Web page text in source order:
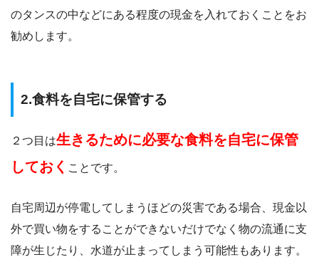
のタンスの中などにある程度の現金を入れておくことをお
勧めします。
2.食料を自宅に保管する
２つ目は生きるために必要な食料を自宅に保管
しておく ことです。
自宅周辺が停電してしまうほどの災害である場合、現金以
外で買い物をすることができないだけでなく物の流通に支
障が生じたり、水道が止まってしまう可能性もあります。